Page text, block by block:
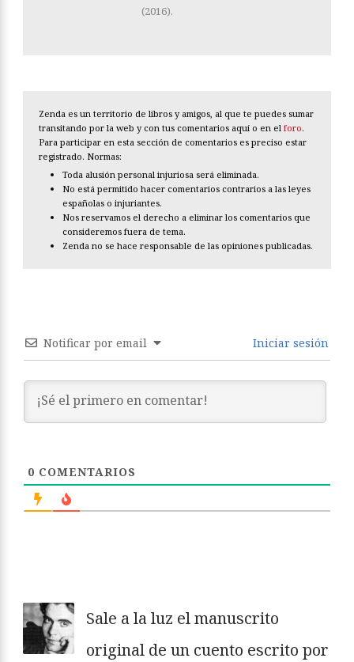
(2016).
Zenda es un territorio de libros y amigos, al que te puedes sumar
transitando por la web y con tus comentarios aquí o en el foro.
Para participar en esta sección de comentarios es preciso estar
registrado. Normas:
Toda alusión personal injuriosa será eliminada.
No está permitido hacer comentarios contrarios a las leyes
españolas o injuriantes.
Nos reservamos el derecho a eliminar los comentarios que
consideremos fuera de tema.
Zenda no se hace responsable de las opiniones publicadas.
Notificar por email Iniciar sesión
0 COMENTARIOS
Sale a la luz el manuscrito
original de un cuento escrito por